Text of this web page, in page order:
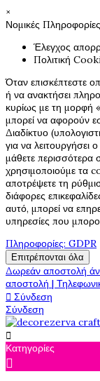
×
Νομικές Πληροφορίες
Έλεγχος
Πολιτική
Όταν επισκέπτεστε
ή να ανακτήσει
κυρίως με τη μορφή
μπορεί να αφορούν
Διαδίκτυο
για να λειτουργήσει
μάθετε περισσότερα
χρησιμοποιούμε τα
αποτρέψετε τη
διάφορες
αυτό, μπορεί να
υπηρεσίες που
Πληροφορίες: GDPR
Επιτρέπονται όλα
Δωρεάν αποστολή
αποστολή |
 Σύνδεση
Σύνδεση

Κατηγορίες
